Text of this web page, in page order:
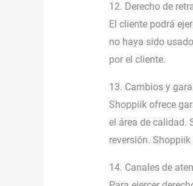
12. Derecho de
El cliente podrá
no haya sido
por el cliente.
13. Cambios y
Shoppiik ofrece
el área de calidad.
reversión.
14. Canales de